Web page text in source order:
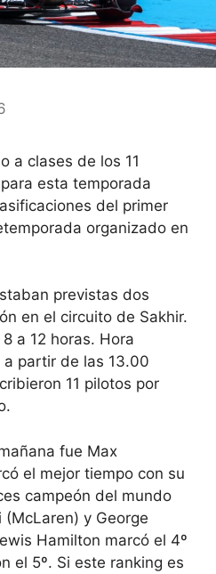
a clases de los 11
esta temporada
del primer
organizado en
previstas dos
en el circuito de Sakhir.
a 12 horas. Hora
partir de las 13.00
11 pilotos por
fue Max
el mejor tiempo con su
campeón del mundo
y George
Hamilton marcó el 4º
el 5º. Si este ranking es